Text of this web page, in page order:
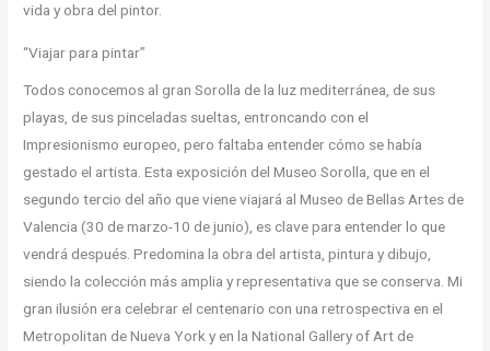
vida y obra del pintor.
“Viajar para pintar”
Todos conocemos al gran Sorolla de la luz mediterránea, de sus
playas, de sus pinceladas sueltas, entroncando con el
Impresionismo europeo, pero faltaba entender cómo se había
gestado el artista. Esta exposición del Museo Sorolla, que en el
segundo tercio del año que viene viajará al Museo de Bellas Artes de
Valencia (30 de marzo-10 de junio), es clave para entender lo que
vendrá después. Predomina la obra del artista, pintura y dibujo,
siendo la colección más amplia y representativa que se conserva. Mi
gran ilusión era celebrar el centenario con una retrospectiva en el
Metropolitan de Nueva York y en la National Gallery of Art de